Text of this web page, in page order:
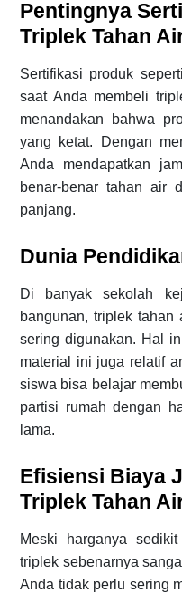
Pentingnya
Triplek Tahan
Sertifikasi produk
saat Anda membeli
menandakan bahwa
yang ketat. Dengan
Anda mendapatkan
benar-benar tahan air
panjang.
Dunia
Di banyak sekolah
bangunan, triplek
sering digunakan. Hal
material ini juga relatif
siswa bisa belajar
partisi rumah dengan
lama.
Efisiensi Biaya
Triplek Tahan
Meski harganya
triplek sebenarnya
Anda tidak perlu sering